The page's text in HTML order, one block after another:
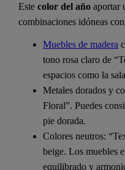
Estecolor del año aportar
combinaciones idóneas
Muebles de madera
tono rosa claro de
espacios como la
Metales dorados y
Floral”. Puedes
pie dorada.
Colores neutros:
beige. Los muebles
equilibrado y